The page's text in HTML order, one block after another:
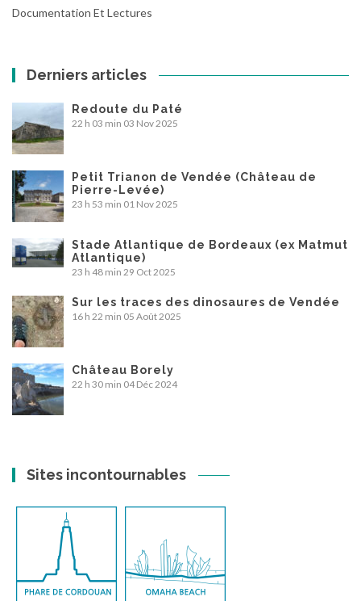
Documentation Et Lectures
Derniers articles
Redoute du Paté
22 h 03 min 03 Nov 2025
Petit Trianon de Vendée (Château de
Pierre-Levée)
23 h 53 min 01 Nov 2025
Stade Atlantique de Bordeaux (ex Matmut
Atlantique)
23 h 48 min 29 Oct 2025
Sur les traces des dinosaures de Vendée
16 h 22 min 05 Août 2025
Château Borely
22 h 30 min 04 Déc 2024
Sites incontournables